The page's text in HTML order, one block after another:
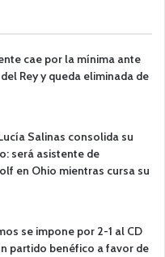
cae por la mínima ante
Rey y queda eliminada de
Salinas consolida su
será asistente de
en Ohio mientras cursa su
se impone por 2-1 al CD
partido benéfico a favor de